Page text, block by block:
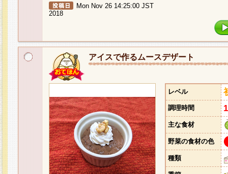
Mon Nov 26 14:25:00 JST
2018
アイスで作るムースデザート
レベル
調理時間
主な食材
野菜の食材の色
種類